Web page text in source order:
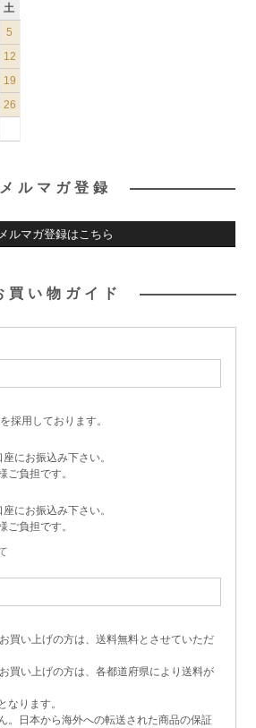
土
5
12
19
26
メルマガ登録
メルマガ登録はこちら
買い物ガイド
採用しております。
にお振込み下さい。
ご負担です。
にお振込み下さい。
ご負担です。
買い上げの方は、送料無料とさせていただ
買い上げの方は、各都道府県により送料が
ります。
。日本から海外への転送された商品の保証